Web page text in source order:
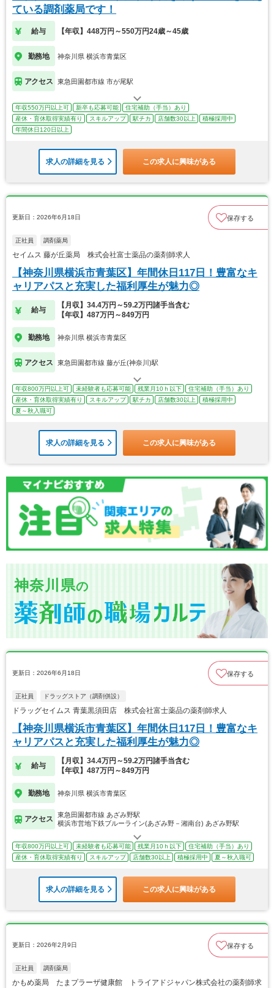
ている調剤薬局です！
給与 【年収】448万円～550万円24歳～45歳
勤務地 神奈川県 横浜市青葉区
アクセス 東急田園都市線 市が尾駅
年収550万円以上可 新卒も応募可能
住宅補助（手当）あり
産休・育休取得実績有り
スキルアップ 駅チカ 店舗数30以上
積極採用中
年間休日120日以上
求人の詳細を見る この求人に興味がある
更新日：2026年6月18日 保存する
正社員 調剤薬局
セイムス 藤が丘薬局 株式会社富士薬品の薬剤師求人
【神奈川県横浜市青葉区】年間休日117日！豊富なキ
ャリアパスと充実した福利厚生が魅力◎
給与
【月収】34.4万円～59.2万円諸手当含む
【年収】487万円～849万円
勤務地 神奈川県 横浜市青葉区
アクセス 東急田園都市線 藤が丘(神奈川)駅
年収800万円以上可 未経験者も応募可能 残業月10ｈ以下
住宅補助（手当）あり
産休・育休取得実績有り
スキルアップ 駅チカ 店舗数30以上
積極採用中
夏～秋入職可
求人の詳細を見る この求人に興味がある
神奈川県の
更新日：2026年6月18日 保存する
正社員 ドラッグストア（調剤併設）
ドラッグセイムス 青葉黒須田店 株式会社富士薬品の薬剤師求人
【神奈川県横浜市青葉区】年間休日117日！豊富なキ
ャリアパスと充実した福利厚生が魅力◎
給与
【月収】34.4万円～59.2万円諸手当含む
【年収】487万円～849万円
勤務地 神奈川県 横浜市青葉区
アクセス
東急田園都市線 あざみ野駅
横浜市営地下鉄ブルーライン(あざみ野－湘南台) あざみ野駅
年収800万円以上可 未経験者も応募可能 残業月10ｈ以下
住宅補助（手当）あり
産休・育休取得実績有り
スキルアップ 店舗数30以上 積極採用中 夏～秋入職可
求人の詳細を見る この求人に興味がある
更新日：2026年2月9日 保存する
正社員 調剤薬局
かもめ薬局 たまプラーザ健康館 トライアドジャパン株式会社の薬剤師求